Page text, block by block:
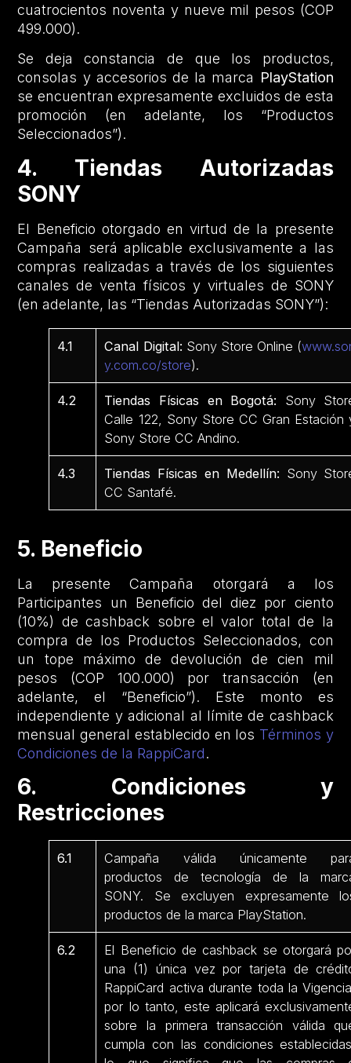
cuatrocientos noventa y nueve mil pesos (COP
499.000).
Se deja constancia de que los productos,
consolas y accesorios de la marca PlayStation
se encuentran expresamente excluidos de esta
promoción (en adelante, los “Productos
Seleccionados”).
4. Tiendas Autorizadas
SONY
El Beneficio otorgado en virtud de la presente
Campaña será aplicable exclusivamente a las
compras realizadas a través de los siguientes
canales de venta físicos y virtuales de SONY
(en adelante, las “Tiendas Autorizadas SONY”):
4.1 Canal Digital: Sony Store Online (
y.com.co/store).
4.2 Tiendas Físicas en Bogotá: Sony
Calle 122, Sony Store CC Gran Estación
Sony Store CC Andino.
4.3 Tiendas Físicas en Medellín: Sony
CC Santafé.
5. Beneficio
La presente Campaña otorgará a los
Participantes un Beneficio del diez por ciento
(10%) de cashback sobre el valor total de la
compra de los Productos Seleccionados, con
un tope máximo de devolución de cien mil
pesos (COP 100.000) por transacción (en
adelante, el “Beneficio”). Este monto es
independiente y adicional al límite de cashback
mensual general establecido en los Términos y
Condiciones de la RappiCard.
6. Condiciones y
Restricciones
6.1
Campaña válida únicamente
productos de tecnología de la
SONY. Se excluyen expresamente
productos de la marca PlayStation.
6.2
El Beneficio de cashback se otorgará
una (1) única vez por tarjeta de
RappiCard activa durante toda la
por lo tanto, este aplicará
sobre la primera transacción válida
cumpla con las condiciones